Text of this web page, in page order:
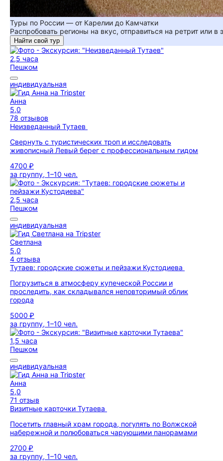
Туры по России — от Карелии до Камчатки
Распробовать регионы на вкус, отправиться на ретрит или в
Найти свой тур
2,5 часа
Пешком
индивидуальная
Анна
5,0
78 отзывов
Неизведанный Тутаев
Свернуть с туристических троп и исследовать
живописный Левый берег с профессиональным гидом
4700 ₽
за группу, 1–10 чел.
2,5 часа
Пешком
индивидуальная
Светлана
5,0
4 отзыва
Тутаев: городские сюжеты и пейзажи Кустодиева
Погрузиться в атмосферу купеческой России и
проследить, как складывался неповторимый облик
города
5000 ₽
за группу, 1–10 чел.
1,5 часа
Пешком
индивидуальная
Анна
5,0
71 отзыв
Визитные карточки Тутаева
Посетить главный храм города, погулять по Волжской
набережной и полюбоваться чарующими панорамами
2700 ₽
за группу, 1–10 чел.